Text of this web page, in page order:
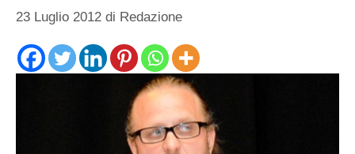
23 Luglio 2012 di Redazione